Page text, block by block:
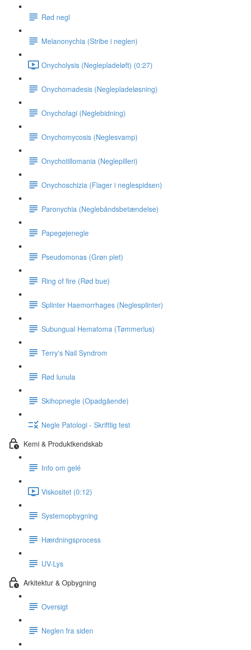
Rød negl
Melanonychia (Stribe i neglen)
Onycholysis (Neglepladeløft) (0:27)
Onychomadesis (Neglepladeløsning)
Onychofagi (Neglebidning)
Onychomycosis (Neglesvamp)
Onychotillomania (Neglepilleri)
Onychoschizia (Flager i neglespidsen)
Paronychia (Neglebåndsbetændelse)
Papegøjenegle
Pseudomonas (Grøn plet)
Ring of fire (Rød bue)
Splinter Haemorrhages (Neglesplinter)
Subungual Hematoma (Tømmerlus)
Terry's Nail Syndrom
Rød lunula
Skihopnegle (Opadgående)
Negle Patologi - Skriftlig test
Kemi & Produktkendskab
Info om gelé
Viskositet (0:12)
Systemopbygning
Hærdningsprocess
UV-Lys
Arkitektur & Opbygning
Oversigt
Neglen fra siden